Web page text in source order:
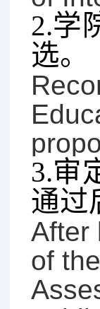
2.学
选。
3.审
通过
After
of